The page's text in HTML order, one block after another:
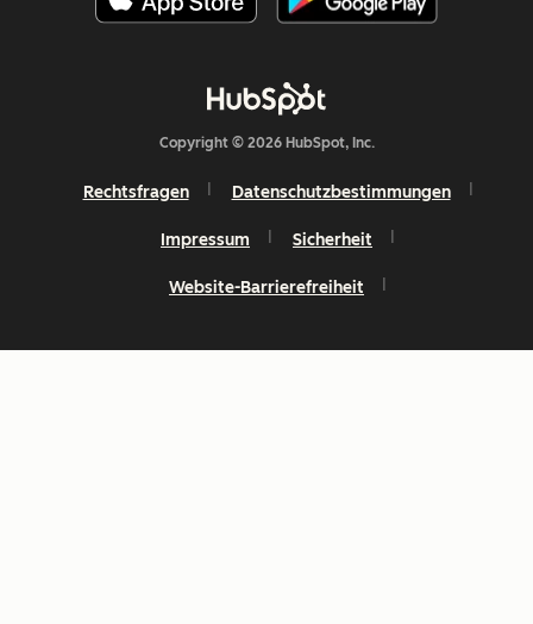
Copyright © 2026 HubSpot, Inc.
Rechtsfragen Datenschutzbestimmungen
Impressum Sicherheit
Website-Barrierefreiheit